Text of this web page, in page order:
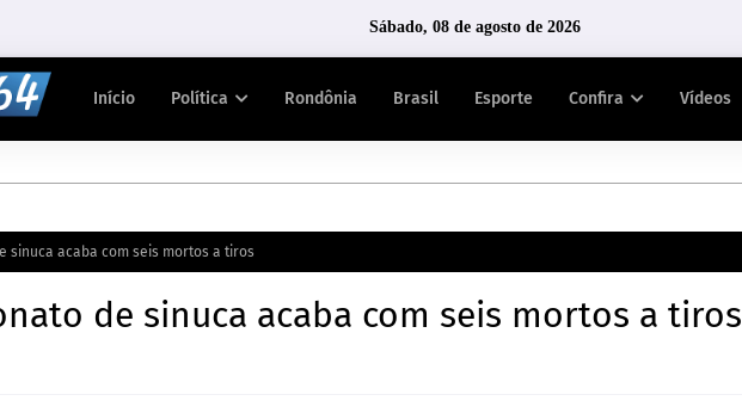
Sábado, 08 de agosto de 2026
Início Política Rondônia Brasil Esporte Confira Vídeos
sinuca acaba com seis mortos a tiros
de sinuca acaba com seis mortos a tiros